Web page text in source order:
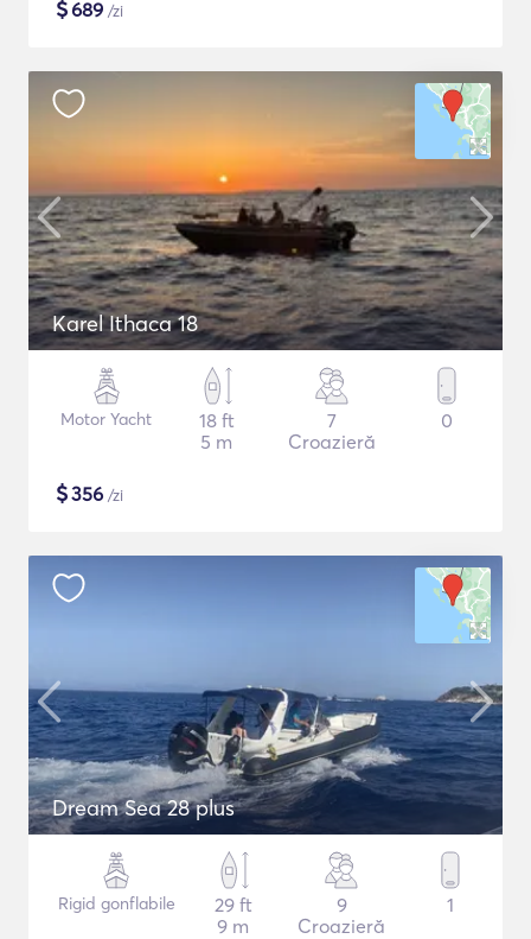
$689 /zi
Karel Ithaca 18
Motor Yacht
18 ft
5 m
7
Croazieră
0
$356 /zi
Dream Sea 28 plus
Rigid gonflabile
29 ft
9 m
9
Croazieră
1